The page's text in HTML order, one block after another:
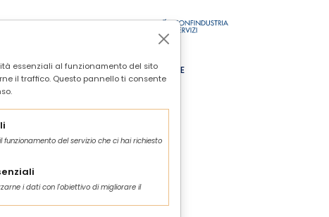
ORE 10.00
STAMPA
essenziali al funzionamento del sito
il traffico. Questo pannello ti consente
del servizio che ci hai richiesto
i dati con l'obiettivo di migliorare il